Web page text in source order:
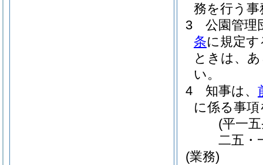
務を行う
3
公園管理
条に規定
ときは、
い。
4
知事は、
に係る事
(平一
二五・
(業務)